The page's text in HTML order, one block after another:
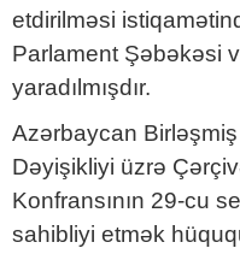
etdirilməsi
Parlament Şəbəkəsi
yaradılmışdır.
Azərbaycan Birləşmiş
Dəyişikliyi üzrə
Konfransının 29-cu
sahibliyi etmək